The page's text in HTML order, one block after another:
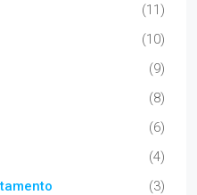
(11)
(10)
(9)
(8)
(6)
(4)
(3)